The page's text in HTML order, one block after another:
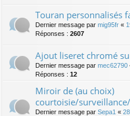
Touran personnalisés
Dernier message par mig95fr «
Réponses : 2607
Ajout liseret chromé
Dernier message par mec62790
Réponses : 12
Miroir de (au choix)
courtoisie/
Dernier message par Sepa1 «